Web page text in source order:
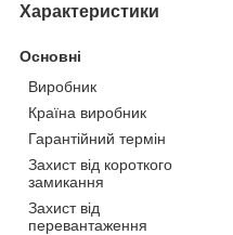
Характеристики
Основні
Виробник
Країна виробник
Гарантійний термін
Захист від короткого
замикання
Захист від
перевантаження